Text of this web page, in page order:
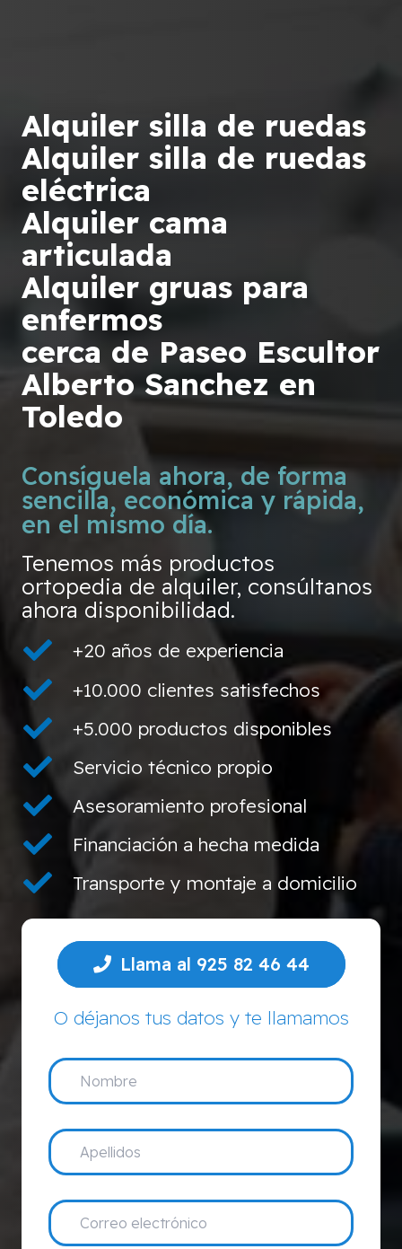
Alquiler silla de ruedas
Alquiler silla de ruedas
eléctrica
Alquiler cama
articulada
Alquiler gruas para
enfermos
cerca de Paseo Escultor
Alberto Sanchez en
Toledo
Consíguela ahora, de forma
sencilla, económica y rápida,
en el mismo día.
Tenemos más productos
ortopedia de alquiler, consúltanos
ahora disponibilidad.
+20 años de experiencia
+10.000 clientes satisfechos
+5.000 productos disponibles
Servicio técnico propio
Asesoramiento profesional
Financiación a hecha medida
Transporte y montaje a domicilio
Llama al 925 82 46 44
O déjanos tus datos y te llamamos